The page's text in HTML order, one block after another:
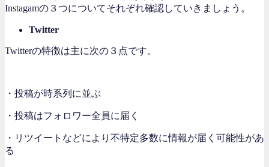
Instagamの３つについてそれぞれ確認していきましょう。
Twitter
Twitterの特徴は主に次の３点です。
・投稿が時系列に並ぶ
・投稿はフォロワー全員に届く
・リツイートなどにより不特定多数に情報が届く可能性があ
る